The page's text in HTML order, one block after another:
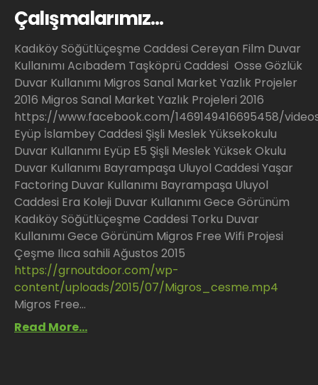
Çalışmalarımız…
Kadıköy Söğütlüçeşme Caddesi Cereyan Film Duvar
Kullanımı Acıbadem Taşköprü Caddesi Osse Gözlük
Duvar Kullanımı Migros Sanal Market Yazlık Projeler
2016 Migros Sanal Market Yazlık Projeleri 2016
https://www.facebook.com/1469149416695458/
Eyüp İslambey Caddesi Şişli Meslek Yüksekokulu
Duvar Kullanımı Eyüp E5 Şişli Meslek Yüksek Okulu
Duvar Kullanımı Bayrampaşa Uluyol Caddesi Yaşar
Factoring Duvar Kullanımı Bayrampaşa Uluyol
Caddesi Era Koleji Duvar Kullanımı Gece Görünüm
Kadıköy Söğütlüçeşme Caddesi Torku Duvar
Kullanımı Gece Görünüm Migros Free Wifi Projesi
Çeşme Ilıca sahili Ağustos 2015
https://grnoutdoor.com/wp-
content/uploads/2015/07/Migros_cesme.mp4
Migros Free...
Read More...